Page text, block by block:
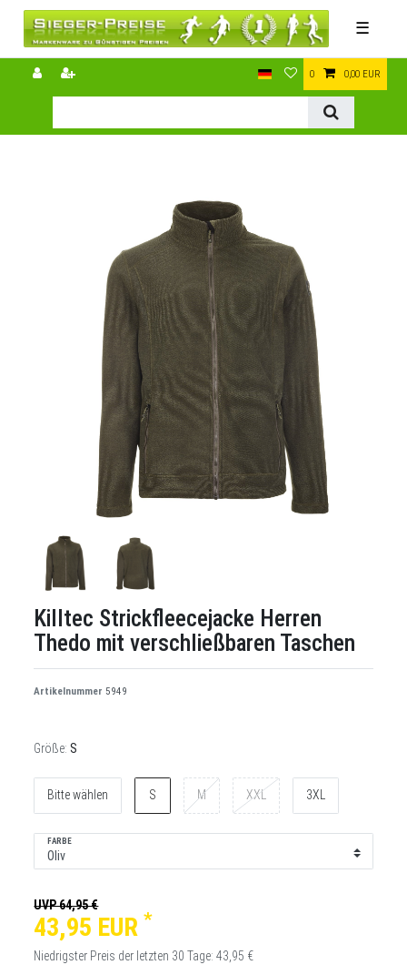
☰
0 0,00 EUR
Killtec Strickfleecejacke Herren
Thedo mit verschließbaren Taschen
Artikelnummer5949
Größe: S
Bitte wählen S M XXL 3XL
FARBE
UVP 64,95 €
43,95 EUR *
Niedrigster Preis der letzten 30 Tage:43,95 €